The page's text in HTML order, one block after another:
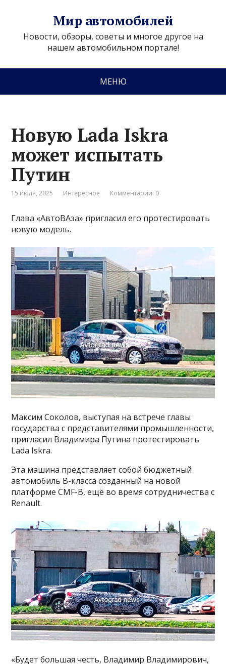
Мир автомобилей
Новости, обзоры, советы и многое другое на
нашем автомобильном портале!
МЕНЮ
Новую Lada Iskra
может испытать
Путин
15 июля, 2025 Интересное Комментарии: 0
Глава «АвтоВАза» пригласил его протестировать
новую модель.
Максим Соколов, выступая на встрече главы
государства с представителями промышленности,
пригласил Владимира Путина протестировать
Lada Iskra.
Эта машина представляет собой бюджетный
автомобиль В-класса созданный на новой
платформе CMF-B, ещё во время сотрудничества с
Renault.
«Будет большая честь, Владимир Владимирович,